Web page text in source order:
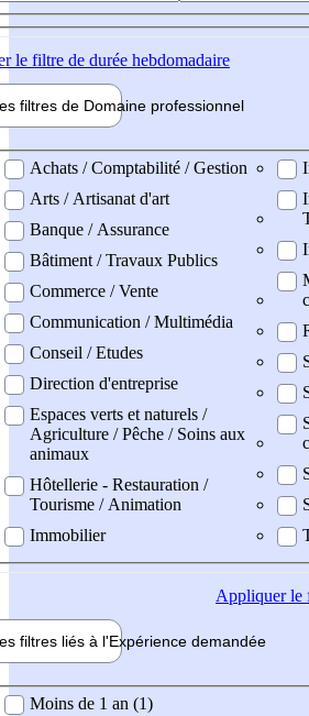
le filtre de durée hebdomadaire
filtres de Domaine professionnel
professionel
Achats / Comptabilité / Gestion
Arts / Artisanat d'art
Banque / Assurance
Bâtiment / Travaux Publics
Commerce / Vente
Communication / Multimédia
Conseil / Etudes
Direction d'entreprise
Espaces verts et naturels /
Agriculture / Pêche / Soins aux
animaux
Hôtellerie - Restauration /
Tourisme / Animation
Immobilier
Appliquerle
filtres liés à l'Expérience demandée
demandée
Moins de 1 an (1)